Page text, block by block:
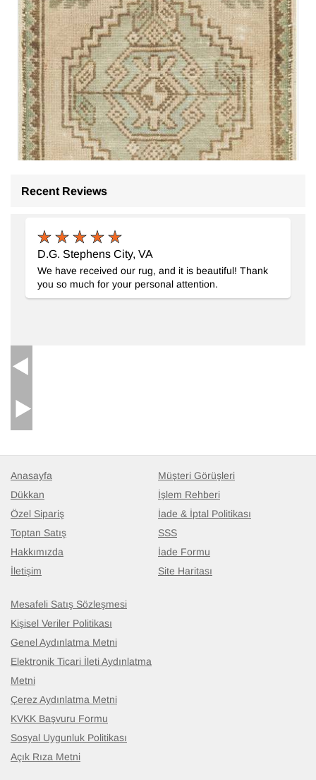
9.492
Recent Reviews
D.G. Stephens City, VA
We have received our rug, and it is beautiful! Thank
you so much for your personal attention.
Anasayfa
Dükkan
Özel Sipariş
Toptan Satış
Hakkımızda
İletişim
Müşteri Görüşleri
İşlem Rehberi
İade & İptal Politikası
SSS
İade Formu
Site Haritası
Mesafeli Satış Sözleşmesi
Kişisel Veriler Politikası
Genel Aydınlatma Metni
Elektronik Ticari İleti Aydınlatma
Metni
Çerez Aydınlatma Metni
KVKK Başvuru Formu
Sosyal Uygunluk Politikası
Açık Rıza Metni